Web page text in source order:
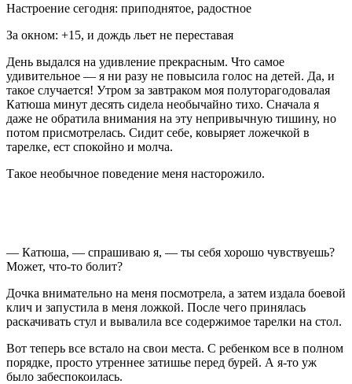
Настроение сегодня: приподнятое, радостное
За окном: +15, и дождь льет не переставая
День выдался на удивление прекрасным. Что самое
удивительное — я ни разу не повысила голос на детей. Да, и
такое случается! Утром за завтраком моя полуторагодовалая
Катюша минут десять сидела необычайно тихо. Сначала я
даже не обратила внимания на эту непривычную тишину, но
потом присмотрелась. Сидит себе, ковыряет ложечкой в
тарелке, ест спокойно и молча.
Такое необычное поведение меня насторожило.
— Катюша, — спрашиваю я, — ты себя хорошо чувствуешь?
Может, что-то болит?
Дочка внимательно на меня посмотрела, а затем издала боевой
клич и запустила в меня ложкой. После чего принялась
раскачивать стул и вывалила все содержимое тарелки на стол.
Вот теперь все встало на свои места. С ребенком все в полном
порядке, просто утреннее затишье перед бурей. А я-то уж
было забеспокоилась.